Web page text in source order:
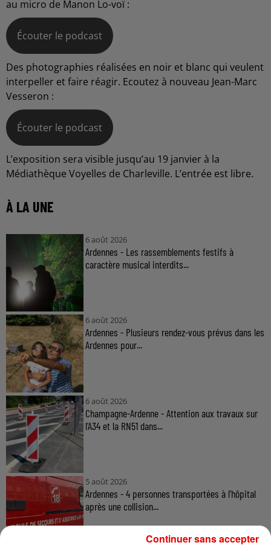
au micro de Manon Lo-voï :
Écouter le podcast
Des photographies réalisées en noir et blanc qui veulent
interpeller et faire réagir. Ecoutez à nouveau Jean-Marc
Vesseron :
Écouter le podcast
L’exposition sera visible jusqu’au 19 janvier à la
Médiathèque Voyelles de Charleville. L’entrée est libre.
À LA UNE
6 août 2026
Ardennes - Les rassemblements festifs à
caractère musical interdits...
6 août 2026
Ardennes - Plusieurs rendez-vous prévus dans les
Ardennes pour...
6 août 2026
Champagne-Ardenne - Attention aux travaux sur
l'A34 et la RN51 dans...
5 août 2026
Ardennes - 4 personnes transportées à l'hôpital
après une collision...
Continuer sans accepter